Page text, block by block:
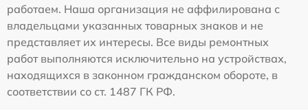
работаем. Наша организация не аффилирована с
владельцами указанных товарных знаков и не
представляет их интересы. Все виды ремонтных
работ выполняются исключительно на устройствах,
находящихся в законном гражданском обороте, в
соответствии со ст. 1487 ГК РФ.